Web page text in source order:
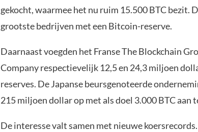
gekocht, waarmee het nu ruim 15.500 BTC bezit.
grootste bedrijven met een Bitcoin-reserve.
Daarnaast voegden het Franse The Blockchain
Company respectievelijk 12,5 en 24,3 miljoen
reserves. De Japanse beursgenoteerde
215 miljoen dollar op met als doel 3.000 BTC aan
De interesse valt samen met nieuwe